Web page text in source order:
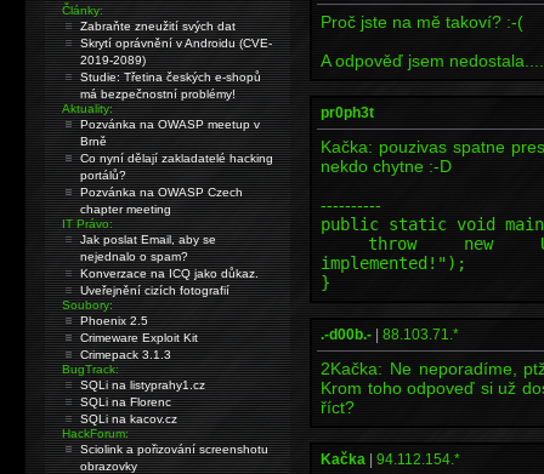
Proč jste na mě takoví? :-(
A odpověď jsem
pr0ph3t
Kačka: pouzivas spatne
nekdo chytne :-D
----------
public static void
throw new
implemented!");
}
.-d00b.- 88.103.71.*
2Kačka: Ne neporadíme,
Krom toho odpoveď si už
říct?
Kačka 94.112.154.*
Články:
Zabraňte zneužití svých dat
Skrytí oprávnění v Androidu (CVE-
2019-2089)
Studie: Třetina českých e-shopů
má bezpečnostní problémy!
Aktuality:
Pozvánka na OWASP meetup v
Brně
Co nyní dělají zakladatelé hacking
portálů?
Pozvánka na OWASP Czech
chapter meeting
IT Právo:
Jak poslat Email, aby se
nejednalo o spam?
Konverzace na ICQ jako důkaz.
Uveřejnění cizích fotografií
Soubory:
Phoenix 2.5
Crimeware Exploit Kit
Crimepack 3.1.3
BugTrack:
SQLi na listyprahy1.cz
SQLi na Florenc
SQLi na kacov.cz
HackForum:
Sciolink a pořizování screenshotu
obrazovky